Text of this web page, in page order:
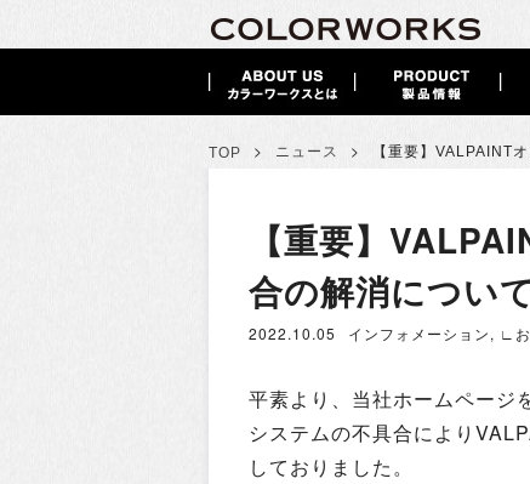
TOP > ニュース > 【重要】VALPAINT
【重要】
合の解消について
2022.10.05 インフォメーション, ∟
平素より、当社ホームページ
システムの不具合により
しておりました。